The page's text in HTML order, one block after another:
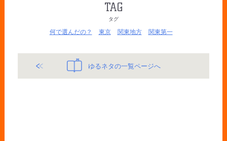
TAG
タグ
何で選んだの？ 東京 関東地方 関東第一
ゆるネタの一覧ページへ